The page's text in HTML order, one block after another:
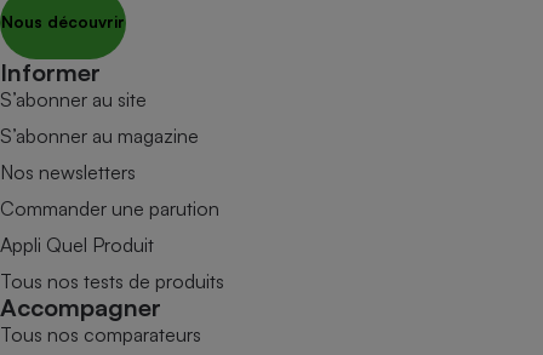
Nous découvrir
Informer
S’abonner au site
S’abonner au magazine
Nos newsletters
Commander une parution
Appli Quel Produit
Tous nos tests de produits
Accompagner
Tous nos comparateurs